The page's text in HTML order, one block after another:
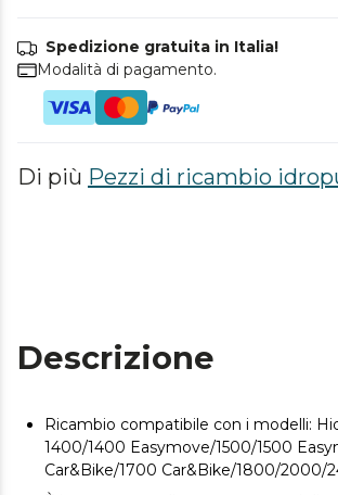
Spedizione gratuita in Italia!
Modalità di pagamento.
Di più Pezzi di ricambio
Descrizione
Ricambio compatibile con i modelli:
1400/1400 Easymove/1500/1500
Car&Bike/1700 Car&Bike/1800/2000/